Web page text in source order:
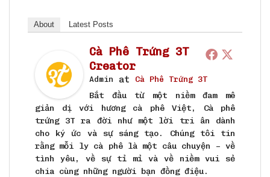
About Latest Posts
Cà Phê Trứng 3T
Creator
Admin at Cà Phê Trứng 3T
Bắt đầu từ một niềm đam mê
giản dị với hương cà phê Việt, Cà phê
trứng 3T ra đời như một lời tri ân dành
cho ký ức và sự sáng tạo. Chúng tôi tin
rằng mỗi ly cà phê là một câu chuyện – về
tình yêu, về sự tỉ mỉ và về niềm vui sẻ
chia cùng những người bạn đồng điệu.